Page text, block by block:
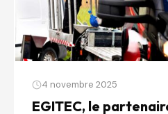
4 novembre 2025
EGITEC, le